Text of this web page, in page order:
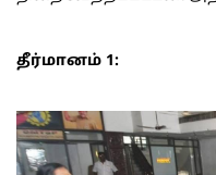
தீர்மானம் 1: